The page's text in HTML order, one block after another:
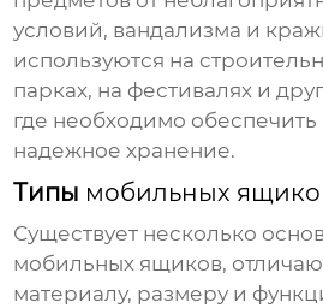
условий, вандализма и
используются на
парках, на фестивалях и
где необходимо обеспечить
надежное хранение.
Типы мобильных
Существует несколько
мобильных ящиков,
материалу, размеру и